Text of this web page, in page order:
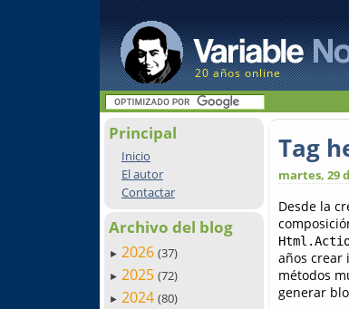
20 años online
Principal
Inicio
El autor
Contactar
Archivo del blog
► 2026 (37)
► 2025 (72)
► 2024 (80)
Tag
martes, 29
Desde la
años crear
métodos
generar